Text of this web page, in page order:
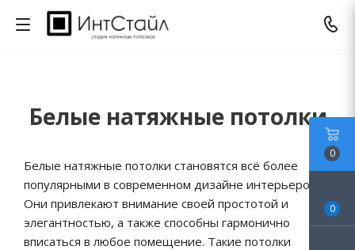
Белые натяжные потолки
Белые натяжные потолки становятся всё более
популярными в современном дизайне интерьеров.
Они привлекают внимание своей простотой и
элегантностью, а также способны гармонично
вписаться в любое помещение. Такие потолки
0
0